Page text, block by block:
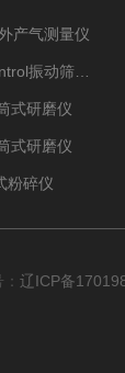
产气测量仪
式研磨仪
式研磨仪
粉碎仪
辽ICP备